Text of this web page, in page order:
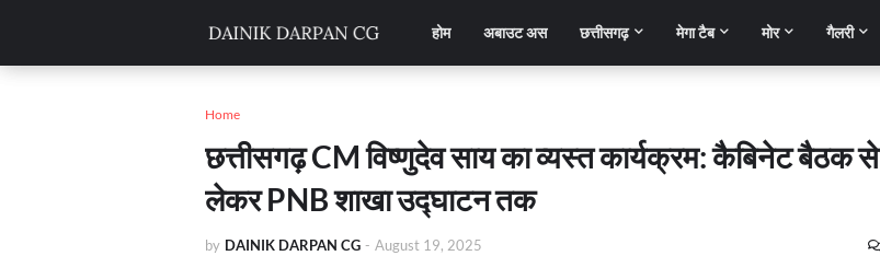
होम अबाउट अस छत्तीसगढ़ मेगा टैब मोर गैलरी
Home
छत्तीसगढ़ CM विष्णुदेव साय का व्यस्त कार्यक्रम: कैबिनेट बैठक से
लेकर PNB शाखा उद्घाटन तक
by DAINIK DARPAN CG - August 19, 2025